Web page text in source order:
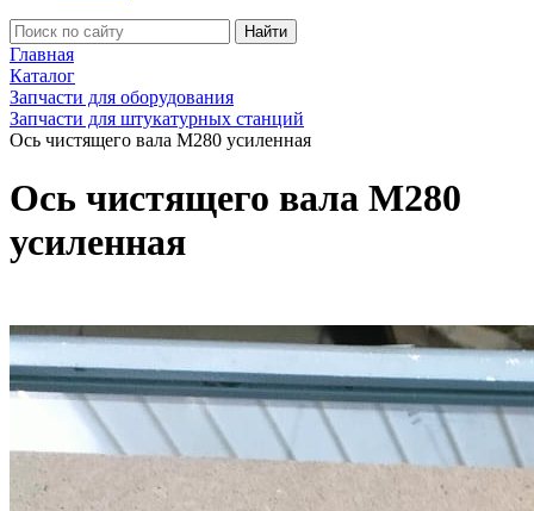
Найти
Главная
Каталог
Запчасти для оборудования
Запчасти для штукатурных станций
Ось чистящего вала М280 усиленная
Ось чистящего вала М280
усиленная